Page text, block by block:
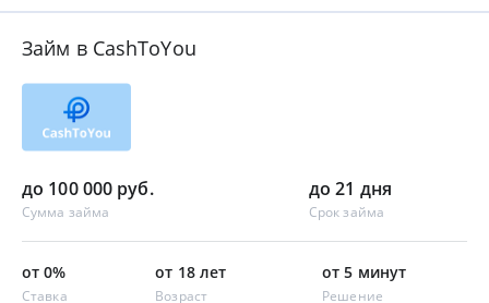
Займ в CashToYou
до 100 000 руб.
Сумма займа
до 21 дня
Срок займа
от 0%
Ставка
от 18 лет
Возраст
от 5 минут
Решение